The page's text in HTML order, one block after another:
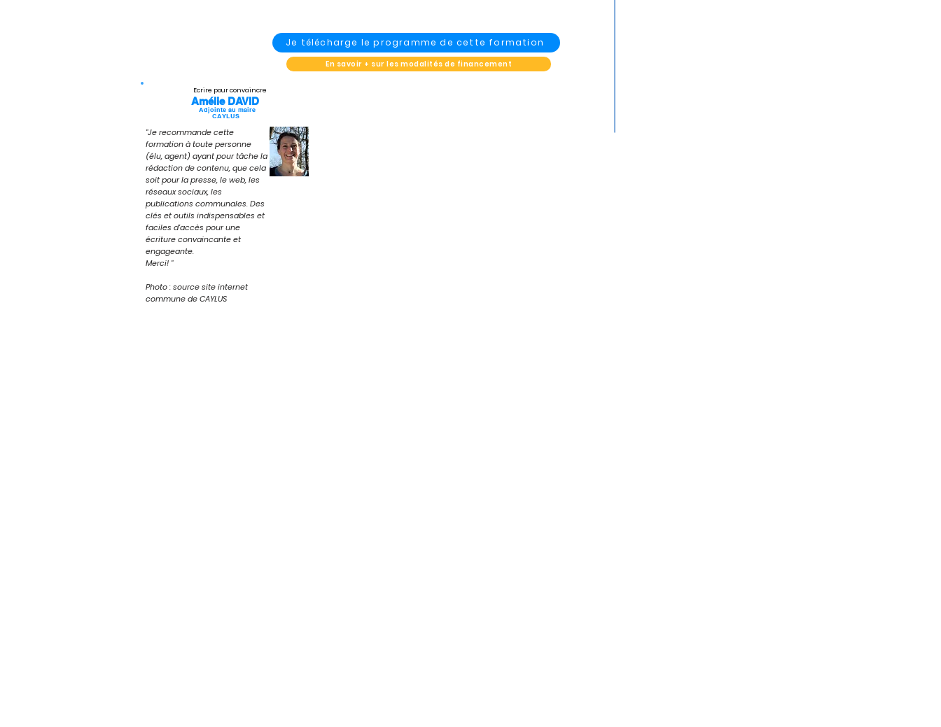
Je télécharge le programme de cette formation
En savoir + sur les modalités de financement
Ecrire pour convaincre
Amélie DAVID
Adjointe au maire
CAYLUS
"Je recommande cette
formation à toute personne
(élu, agent) ayant pour tâche la
rédaction de contenu, que cela
soit pour la presse, le web, les
réseaux sociaux, les
publications communales. Des
clés et outils indispensables et
faciles d'accès pour une
écriture convaincante et
engageante.
Merci! "
Photo : source site internet
commune de CAYLUS